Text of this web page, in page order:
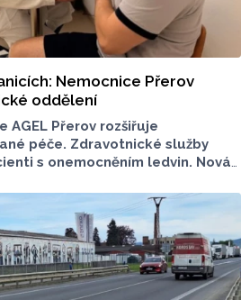
Nemocnice Přerov
oddělení
AGEL Přerov rozšiřuje
péče. Zdravotnické služby
s onemocněním ledvin. Nová
oddělení
Pacientům z Hranicka i jeho okolí
pravidelná vyšetření i kontroly.